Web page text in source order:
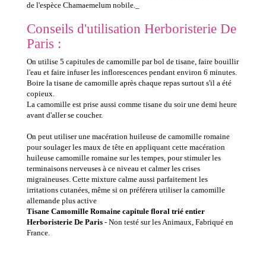
de l'espèce Chamaemelum nobile._
Conseils d'utilisation Herboristerie De
Paris :
On utilise 5 capitules de camomille par bol de tisane, faire bouillir
l'eau et faire infuser les inflorescences pendant environ 6 minutes.
Boire la tisane de camomille après chaque repas surtout s'il a été
copieux.
La camomille est prise aussi comme tisane du soir une demi heure
avant d'aller se coucher.
On peut utiliser une macération huileuse de camomille romaine
pour soulager les maux de tête en appliquant cette macération
huileuse camomille romaine sur les tempes, pour stimuler les
terminaisons nerveuses à ce niveau et calmer les crises
migraineuses. Cette mixture calme aussi parfaitement les
irritations cutanées, même si on préférera utiliser la camomille
allemande plus active
Tisane Camomille Romaine capitule floral trié entier
Herboristerie De Paris - Non testé sur les Animaux, Fabriqué en
France.